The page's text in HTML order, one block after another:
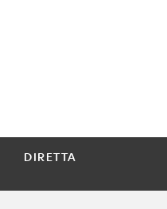
DIRETTA